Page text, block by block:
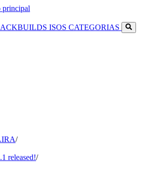
principal
ISOS CATEGORIAS
/
released!/